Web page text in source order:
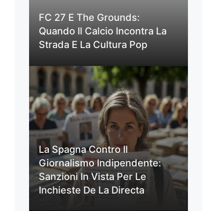
FC 27 E The Grounds:
Quando Il Calcio Incontra La
Strada E La Cultura Pop
La Spagna Contro Il
Giornalismo Indipendente:
Sanzioni In Vista Per Le
Inchieste De La Directa